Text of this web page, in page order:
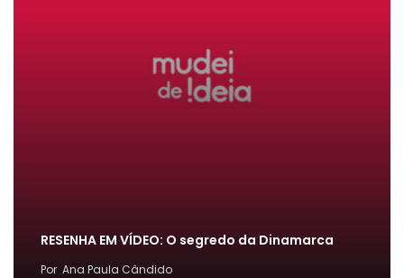
RESENHA EM VÍDEO: O segredo da Dinamarca
Por Ana Paula Cândido